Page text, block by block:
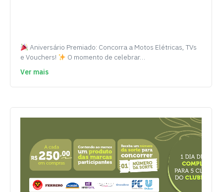
Aniversário Premiado: Concorra a Motos Elétricas, TVs
e Vouchers!
O momento de celebrar…
Ver mais